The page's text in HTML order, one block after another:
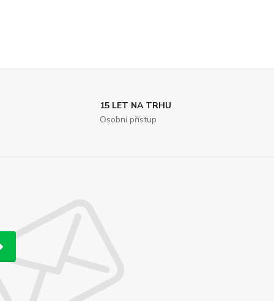
15 LET NA TRHU
Osobní přístup